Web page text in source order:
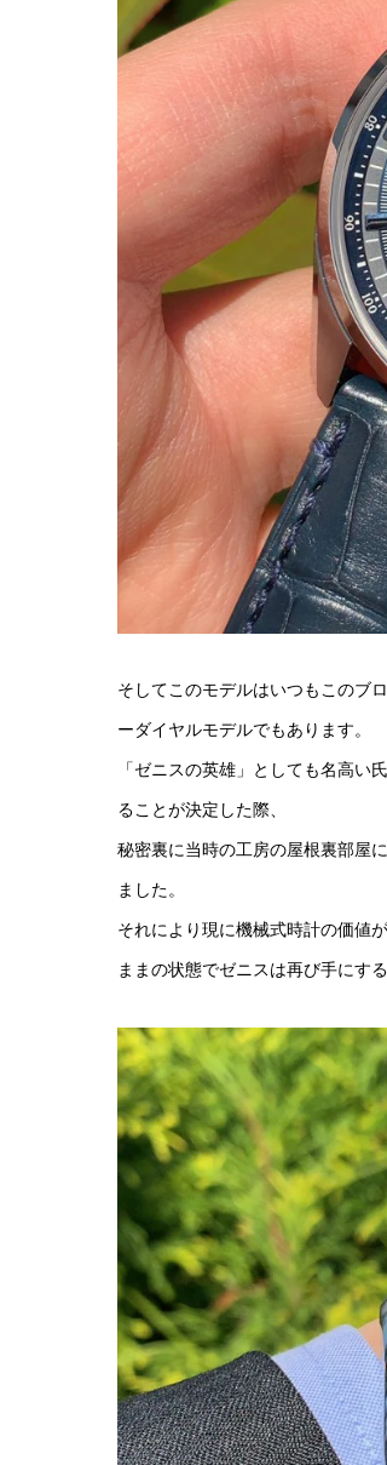
そしてこのモデルはいつもこのブ
ーダイヤルモデルでもあります。
「ゼニスの英雄」としても名高い
ることが決定した際、
秘密裏に当時の工房の屋根裏部屋
ました。
それにより現に機械式時計の価値
ままの状態でゼニスは再び手にす